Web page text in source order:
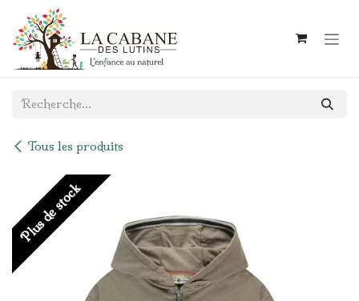
Se rendre au contenu
Tous les produits
Plus de stock